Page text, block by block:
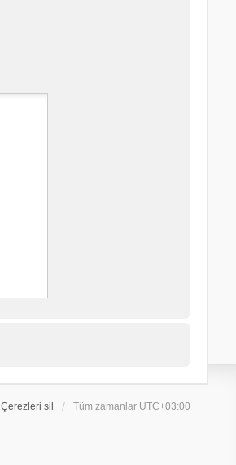
Çerezleri sil Tüm zamanlar UTC+03:00